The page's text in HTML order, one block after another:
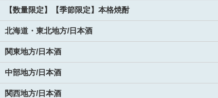
【数量限定】【季節限定】本格焼酎
北海道・東北地方/日本酒
関東地方/日本酒
中部地方/日本酒
関西地方/日本酒